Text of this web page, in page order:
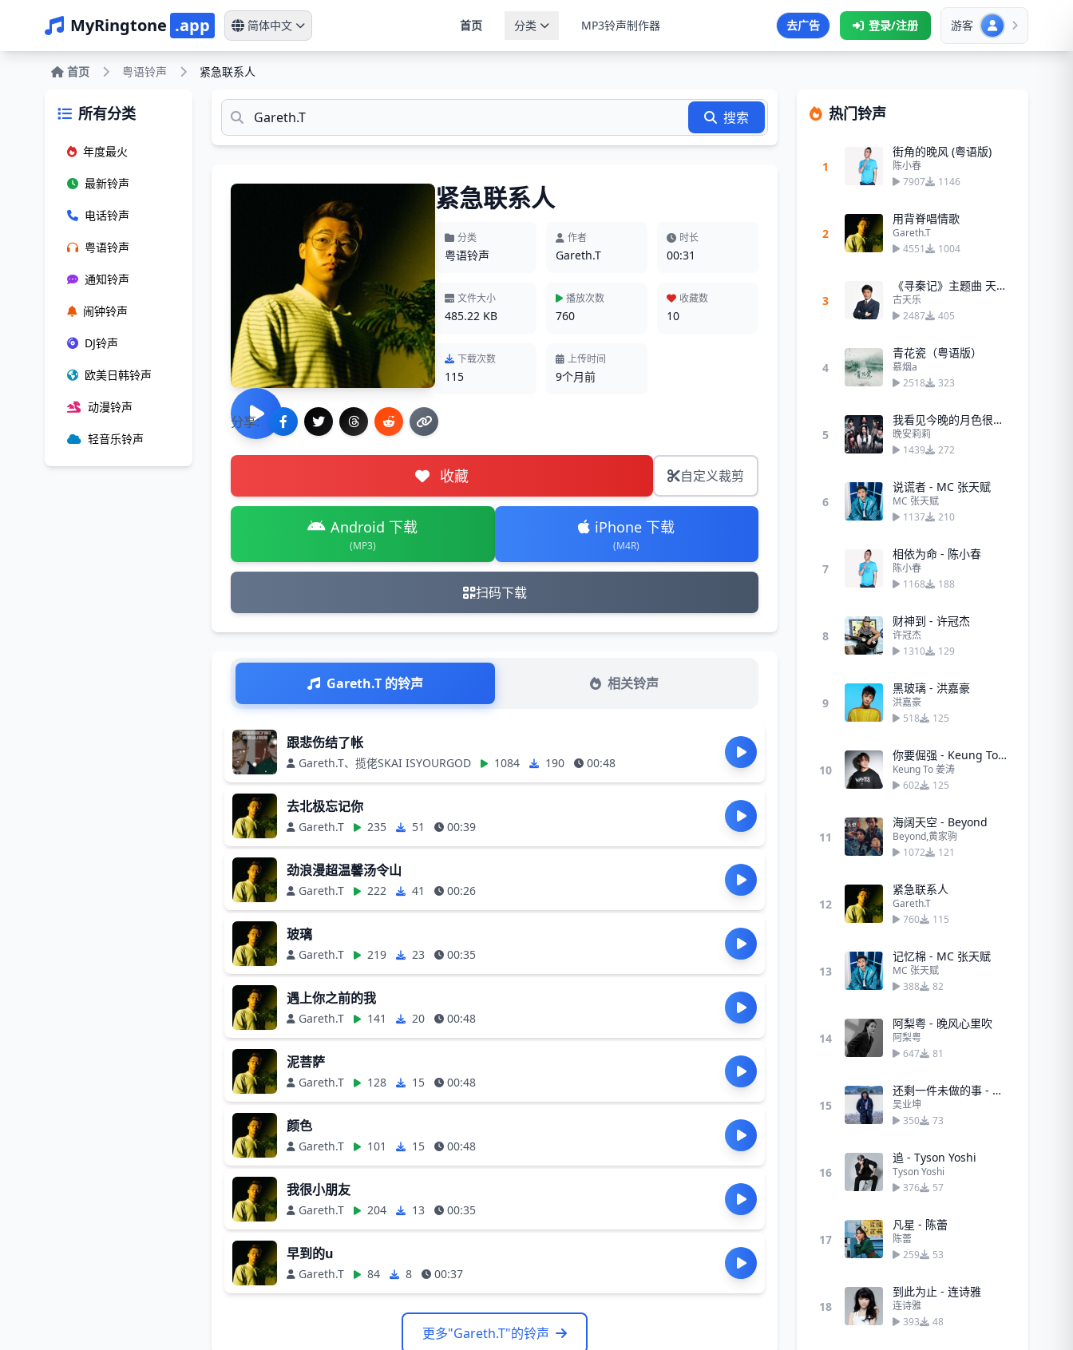
MyRingtone .app 简体中文 首页 分类 MP3铃声制作器 去广告 登录/注册 游客
首页 粤语铃声 紧急联系人
所有分类
年度最火
最新铃声
电话铃声
粤语铃声
通知铃声
闹钟铃声
DJ铃声
欧美日韩铃声
动漫铃声
轻音乐铃声
搜索
紧急联系人
分类
粤语铃声
作者
Gareth.T
时长
00:31
文件大小
485.22 KB
播放次数
760
收藏数
10
下载次数
115
上传时间
9个月前
分享:
收藏 自定义裁剪
Android 下载
(MP3)
iPhone 下载
(M4R)
扫码下载
Gareth.T 的铃声 相关铃声
跟悲伤结了帐
Gareth.T、揽佬SKAI ISYOURGOD 1084 190 00:48
去北极忘记你
Gareth.T 235 51 00:39
劲浪漫超温馨汤令山
Gareth.T 222 41 00:26
玻璃
Gareth.T 219 23 00:35
遇上你之前的我
Gareth.T 141 20 00:48
泥菩萨
Gareth.T 128 15 00:48
颜色
Gareth.T 101 15 00:48
⁠我很小朋友
Gareth.T 204 13 00:35
早到的u
Gareth.T 84 8 00:37
更多"Gareth.T"的铃声
热门铃声
1
街角的晚风 (粤语版)
陈小春
7907
1146
2
用背脊唱情歌
Gareth.T
4551
1004
3
《寻秦记》主题曲 天命最高
古天乐
2487
405
4
青花瓷（粤语版）
慕烟a
2518
323
5
我看见今晚的月色很美，你呢？ (35秒)
晚安莉莉
1439
272
6
说谎者 - MC 张天赋
MC 张天赋
1137
210
7
相依为命 - 陈小春
陈小春
1168
188
8
财神到 - 许冠杰
许冠杰
1310
129
9
黑玻璃 - 洪嘉豪
洪嘉豪
518
125
10
你要倔强 - Keung To 姜涛
Keung To 姜涛
602
125
11
海阔天空 - Beyond
Beyond,黄家驹
1072
121
12
紧急联系人
Gareth.T
760
115
13
记忆棉 - MC 张天赋
MC 张天赋
388
82
14
阿梨粤 - 晚风心里吹
阿梨粤
647
81
15
还剩一件未做的事 - 吴业坤
吴业坤
350
73
16
追 - Tyson Yoshi
Tyson Yoshi
376
57
17
凡星 - 陈蕾
陈蕾
259
53
18
到此为止 - 连诗雅
连诗雅
393
48